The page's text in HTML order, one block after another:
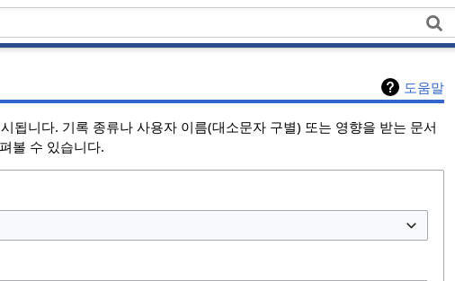
도움말
됩니다. 기록 종류나 사용자 이름(대소문자 구별) 또는 영향을 받는 문서
볼 수 있습니다.